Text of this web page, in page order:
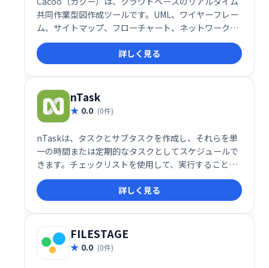
共同作業型図作成ツールです。UML、ワイヤーフレー
ム、サイトマップ、フローチャート、ネットワーク図
など、様々な図表を簡単に作成できます。直感的な操
作性でチームメンバーと同時に作業し、スムーズな情
報共有を実現します。アイデアの可視化やプロジェク
トの進捗管理に最適なツールです。
詳しく見る
nTask
0.0 (0件)
nTaskは、タスクとサブタスクを作成し、それらを単
一の時間または定期的なタスクとしてスケジュールで
きます。チェックリストを使用して、実行することを
リストできます。さらに、プロジェクトを作成し、そ
の下に複数のタスクを関連付けることができます。
詳しく見る
FILESTAGE
0.0 (0件)